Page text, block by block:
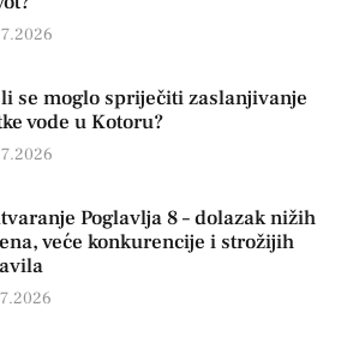
li se moglo spriječiti zaslanjivanje
vode u Kotoru?
Poglavlja 8 – dolazak nižih
veće konkurencije i strožijih